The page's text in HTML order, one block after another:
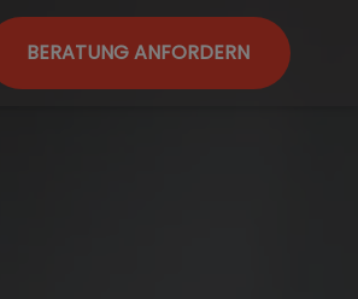
BERATUNG ANFORDERN